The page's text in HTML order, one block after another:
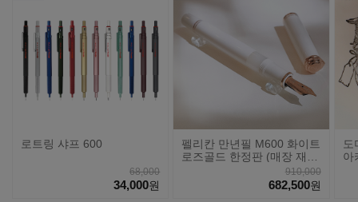
로트링 샤프 600
68,000
34,000원
펠리칸 만년필 M600 화이트
로즈골드 한정판 (매장 재
910,000
682,500원
도
아